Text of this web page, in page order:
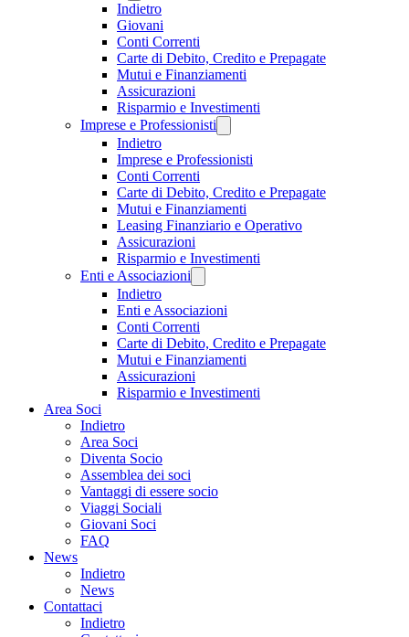
Indietro
Giovani
Conti Correnti
Carte di Debito, Credito e Prepagate
Mutui e Finanziamenti
Assicurazioni
Risparmio e Investimenti
Imprese e Professionisti
Indietro
Imprese e Professionisti
Conti Correnti
Carte di Debito, Credito e Prepagate
Mutui e Finanziamenti
Leasing Finanziario e Operativo
Assicurazioni
Risparmio e Investimenti
Enti e Associazioni
Indietro
Enti e Associazioni
Conti Correnti
Carte di Debito, Credito e Prepagate
Mutui e Finanziamenti
Assicurazioni
Risparmio e Investimenti
Area Soci
Indietro
Area Soci
Diventa Socio
Assemblea dei soci
Vantaggi di essere socio
Viaggi Sociali
Giovani Soci
FAQ
News
Indietro
News
Contattaci
Indietro